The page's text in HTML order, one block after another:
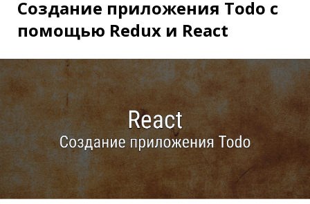
Создание приложения Todo с
помощью Redux и React